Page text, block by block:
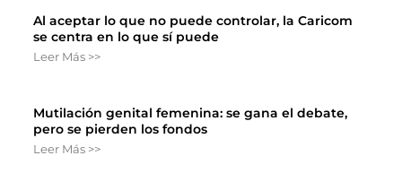
Al aceptar lo que no puede controlar, la Caricom
se centra en lo que sí puede
Leer Más >>
Mutilación genital femenina: se gana el debate,
pero se pierden los fondos
Leer Más >>